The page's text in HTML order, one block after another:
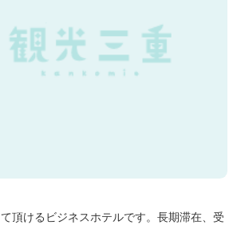
頂けるビジネスホテルです。長期滞在、受